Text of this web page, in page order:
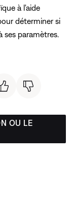
à l'aide
déterminer si
ses paramètres.
OU LE